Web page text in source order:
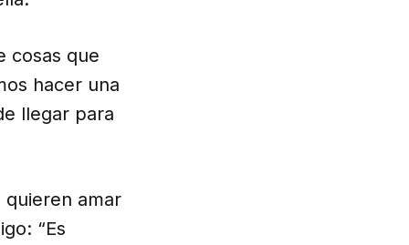
cosas que
hacer una
llegar para
amar
“Es